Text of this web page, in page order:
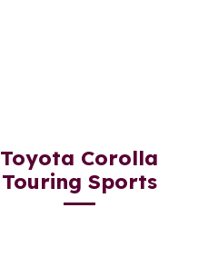
Toyota Corolla
Touring Sports